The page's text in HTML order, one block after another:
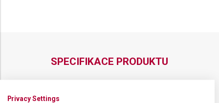
SPECIFIKACE PRODUKTU
Privacy Settings